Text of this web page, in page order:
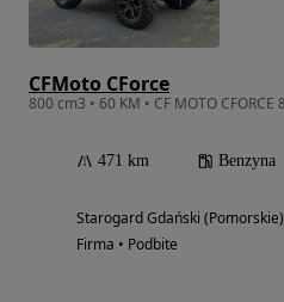
CFMoto CForce
471 km Benzyna
Starogard Gdański (Pomorskie)
Firma • Podbite